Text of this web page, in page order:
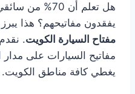
هل تعلم أن 70% من سائقي
يفقدون مفاتيحهم؟ هذا
مفتاح السيارة الكويت.
مفاتيح السيارات على
يغطي كافة مناطق الكويت.